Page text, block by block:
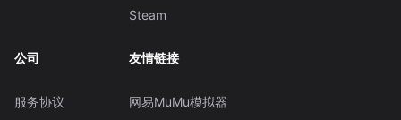
Steam
公司
服务协议
友情链接
网易MuMu模拟器